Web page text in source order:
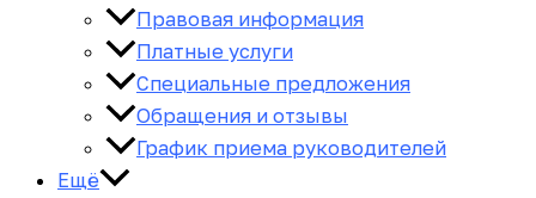
Правовая информация
Платные услуги
Специальные предложения
Обращения и отзывы
График приема руководителей
Ещё